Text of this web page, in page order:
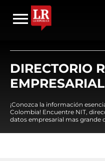
DIRECTORIO
EMPRESARIAL
¡Conozca la información
Colombia! Encuentre NIT,
datos empresarial mas grande